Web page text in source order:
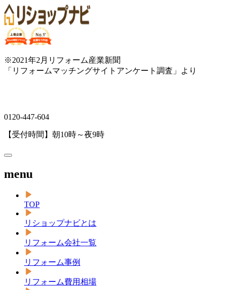
※2021年2月リフォーム産業新聞
「リフォームマッチングサイトアンケート調査」より
0120-447-604
【受付時間】朝10時～夜9時
menu
TOP
リショップナビとは
リフォーム会社一覧
リフォーム事例
リフォーム費用相場